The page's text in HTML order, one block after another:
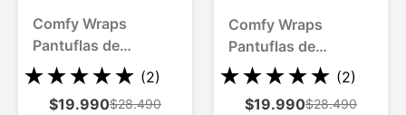
Comfy Wraps
Pantuflas de
Descanso con Cierre
Ajustable
★★★★★ (2)
$19.990$28.490
Comfy Wraps
Pantuflas de
Descanso con Cierre
Ajustable
★★★★★ (2)
$19.990$28.490